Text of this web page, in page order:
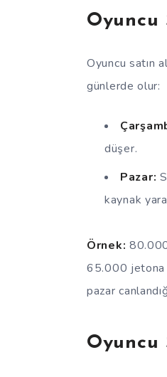
Oyuncu satın
günlerde olur:
düşer.
Pazar:
kaynak
Örnek:
65.000 jetona
pazar
Oyuncu